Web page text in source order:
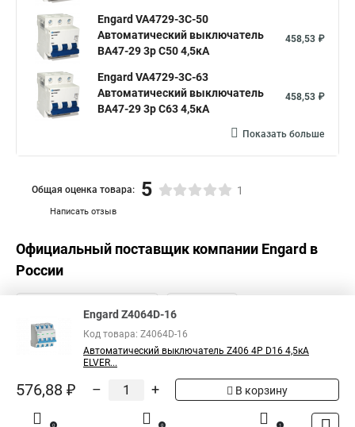
Engard VA4729-3С-50
Автоматический выключатель
ВА47-29 3р C50 4,5кА
458,53 ₽
Engard VA4729-3С-63
Автоматический выключатель
ВА47-29 3р C63 4,5кА
458,53 ₽
Показать больше
Написать отзыв
Общая оценка товара: 5 1
Официальный поставщик компании Engard в
России
Engard Z4064D-16
Код товара: Z4064D-16
Автоматический выключатель Z406 4Р D16 4,5кА
ELVER...
576,88 ₽ – + В корзину
0 0 1